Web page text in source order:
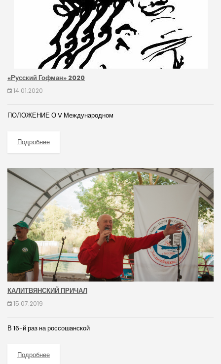
«Русский Гофман» 2020
14.01.2020
ПОЛОЖЕНИЕ О V Международном
Подробнее
КАЛИТВЯНСКИЙ ПРИЧАЛ
15.07.2019
В 16-й раз на россошанской
Подробнее